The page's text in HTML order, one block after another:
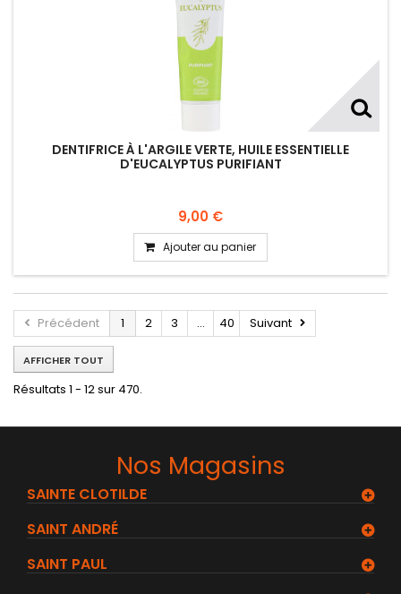
DENTIFRICE À L'ARGILE VERTE, HUILE ESSENTIELLE
D'EUCALYPTUS PURIFIANT
9,00 €
Ajouter au panier
Précédent 1 2 3 ... 40 Suivant
AFFICHER TOUT
Résultats 1 - 12 sur 470.
Nos Magasins
SAINTE CLOTILDE
SAINT ANDRÉ
SAINT PAUL